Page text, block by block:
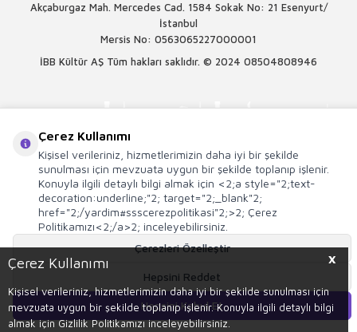
X
Çerez Kullanımı
Kişisel verileriniz, hizmetlerimizin daha iyi bir şekilde sunulması için
mevzuata uygun bir şekilde toplanıp işlenir. Konuyla ilgili detaylı bilgi
almak için Gizlilik Politikamızı inceleyebilirsiniz.
Sepete Ekle
Akçaburgaz Mah. Mercedes Cad. 1584 Sokak No: 21 Esenyurt/
İstanbul
Mersis No: 0563065227000001
İBB Kültür AŞ Tüm hakları saklıdır. © 2024 08504808946
E-TicaretSistemleriyle Hazırlanmıştır.
Çerez Kullanımı
Kişisel verileriniz, hizmetlerimizin daha iyi bir şekilde
sunulması için mevzuata uygun bir şekilde toplanıp işlenir.
Konuyla ilgili detaylı bilgi almak için <2;a style="2;text-
decoration:underline;"2; target="2;_blank"2;
href="2;/yardim#ssscerezpolitikasi"2;>2; Çerez
Politikamızı<2;/a>2; inceleyebilirsiniz.
Çerezleri Özelleştir
Hepsini Reddet
Hepsini Kabul Et